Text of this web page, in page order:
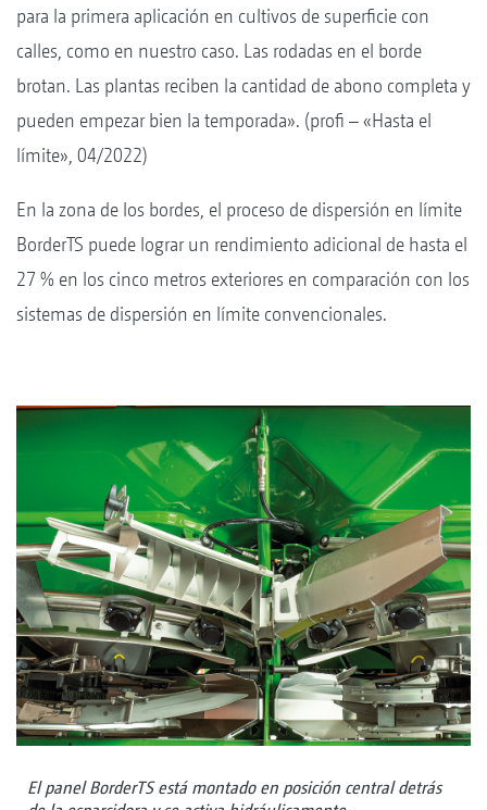
para la primera aplicación en cultivos de superficie con
calles, como en nuestro caso. Las rodadas en el borde
brotan. Las plantas reciben la cantidad de abono completa y
pueden empezar bien la temporada». (profi –«Hasta el
límite», 04/2022)
En la zona de los bordes, el proceso de dispersión en límite
BorderTS puede lograr un rendimiento adicional de hasta el
27 % en los cinco metros exteriores en comparación con los
sistemas de dispersión en límite convencionales.
El panel BorderTS está montado en posición central detrás